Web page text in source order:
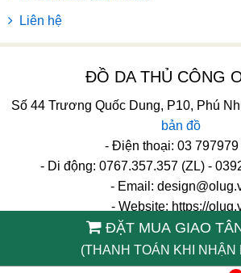
ĐẶT MUA GIAO
(THANH TOÁN KHI NHẬN
Liên hệ
ĐỒ DA THỦ CÔNG
Số 44 Trương Quốc Dung, P10, Phú
bản đồ
- Điện thoại: 03 797979
- Di động: 0767.357.357 (ZL) -
- Email:
- Website: https://